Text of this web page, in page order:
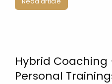
Hybrid
Personal